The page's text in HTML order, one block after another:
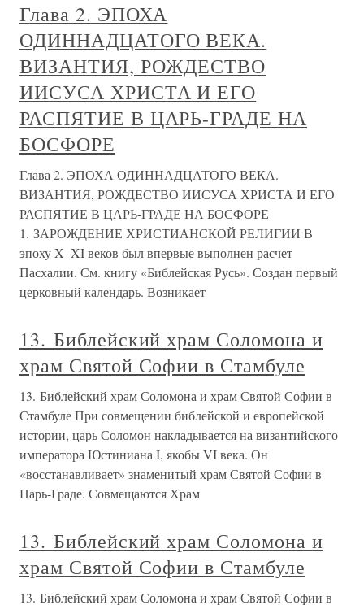
Глава 2. ЭПОХА
ОДИННАДЦАТОГО ВЕКА.
ВИЗАНТИЯ, РОЖДЕСТВО
ИИСУСА ХРИСТА И ЕГО
РАСПЯТИЕ В ЦАРЬ-ГРАДЕ НА
БОСФОРЕ
Глава 2. ЭПОХА ОДИННАДЦАТОГО ВЕКА.
ВИЗАНТИЯ, РОЖДЕСТВО ИИСУСА ХРИСТА И ЕГО
РАСПЯТИЕ В ЦАРЬ-ГРАДЕ НА БОСФОРЕ
1. ЗАРОЖДЕНИЕ ХРИСТИАНСКОЙ РЕЛИГИИ В
эпоху X–XI веков был впервые выполнен расчет
Пасхалии. См. книгу «Библейская Русь». Создан первый
церковный календарь. Возникает
13. Библейский храм Соломона и
храм Святой Софии в Стамбуле
13. Библейский храм Соломона и храм Святой Софии в
Стамбуле При совмещении библейской и европейской
истории, царь Соломон накладывается на византийского
императора Юстиниана I, якобы VI века. Он
«восстанавливает» знаменитый храм Святой Софии в
Царь-Граде. Совмещаются Храм
13. Библейский храм Соломона и
храм Святой Софии в Стамбуле
13. Библейский храм Соломона и храм Святой Софии в